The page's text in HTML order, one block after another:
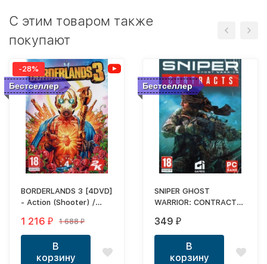
C этим товаром также
покупают
Бестселлер
-28%
BORDERLANDS 3 [4DVD]
- Action (Shooter) /
1 216 ₽ 1 688₽
В
корзину
Бестселлер
SNIPER GHOST
WARRIOR: CONTRACTS
Person
349 ₽
В
корзину